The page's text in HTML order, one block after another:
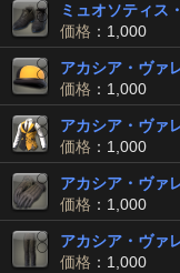
ミュオソティス
価格 ：1,000
アカシア・ヴァ
価格 ：1,000
アカシア・ヴァ
価格 ：1,000
アカシア・ヴァ
価格 ：1,000
アカシア・ヴァ
価格 ：1,000